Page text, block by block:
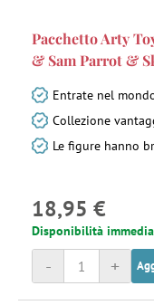
Pacchetto Arty
& Sam Parrot &
Entrate nel
Collezione
Le figure hanno
18,95 €
Disponibilità
+
-